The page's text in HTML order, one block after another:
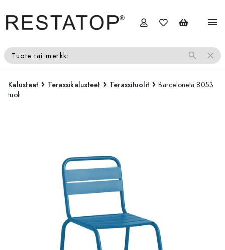
menu
Tuote tai merkki search close
Kalusteet Terassikalusteet Terassituolit
Barceloneta 8053
tuoli